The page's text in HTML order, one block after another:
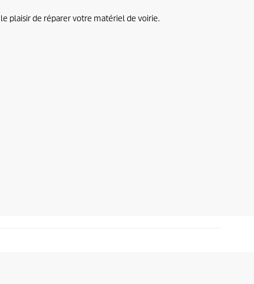
plaisir de réparer votre matériel de voirie.